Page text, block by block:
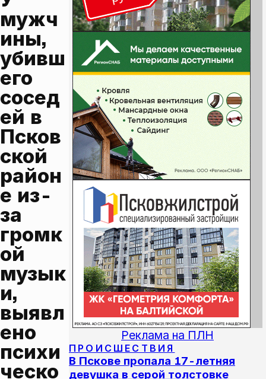
мужч
ины,
убивш
его
сосед
ей в
Псков
ской
район
е из-
за
громк
ой
музык
и,
выявл
ено
психи
ческо
Реклама на ПЛН
ПРОИСШЕСТВИЯ
В Пскове пропала 17-летняя
девушка в серой толстовке